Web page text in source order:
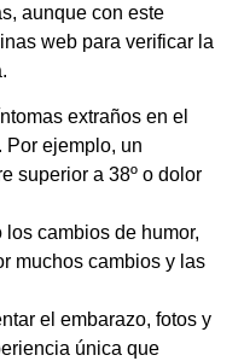
aunque con este
web para verificar la
extraños en el
Por ejemplo, un
superior a 38º o dolor
cambios de humor,
muchos cambios y las
el embarazo, fotos y
única que